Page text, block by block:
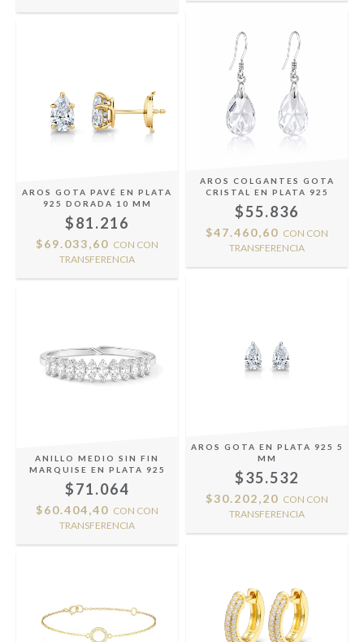
AROS GOTA PAVÉ EN PLATA
925 DORADA 10 MM
$81.216
$69.033,60 CON CON
TRANSFERENCIA
AROS COLGANTES GOTA
CRISTAL EN PLATA 925
$55.836
$47.460,60 CON CON
TRANSFERENCIA
ANILLO MEDIO SIN FIN
MARQUISE EN PLATA 925
$71.064
$60.404,40 CON CON
TRANSFERENCIA
AROS GOTA EN PLATA 925 5
MM
$35.532
$30.202,20 CON CON
TRANSFERENCIA